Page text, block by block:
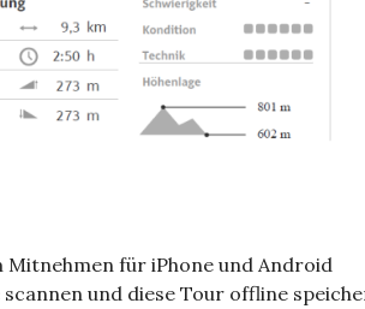
Mitnehmen für iPhone und Android
scannen und diese Tour offline